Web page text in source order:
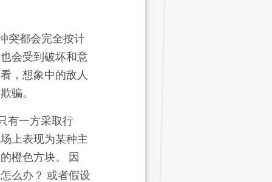
突都会完全按计
会受到破坏和意
，想象中的敌人
骗。
有一方采取行
上表现为某种主
橙色方块。 因
么办？ 或者假设